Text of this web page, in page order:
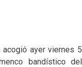
ayer viernes 5
bandístico del